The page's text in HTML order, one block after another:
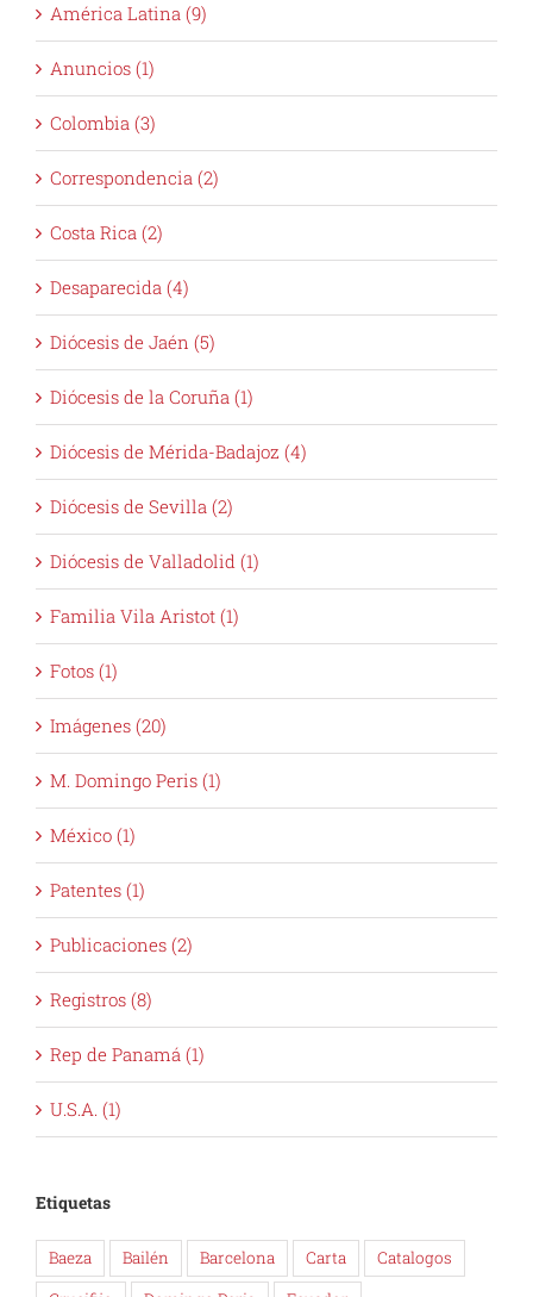
América Latina (9)
Anuncios (1)
Colombia (3)
Correspondencia (2)
Costa Rica (2)
Desaparecida (4)
Diócesis de Jaén (5)
Diócesis de la Coruña (1)
Diócesis de Mérida-Badajoz (4)
Diócesis de Sevilla (2)
Diócesis de Valladolid (1)
Familia Vila Aristot (1)
Fotos (1)
Imágenes (20)
M. Domingo Peris (1)
México (1)
Patentes (1)
Publicaciones (2)
Registros (8)
Rep de Panamá (1)
U.S.A. (1)
Etiquetas
Baeza Bailén Barcelona Carta
Catalogos